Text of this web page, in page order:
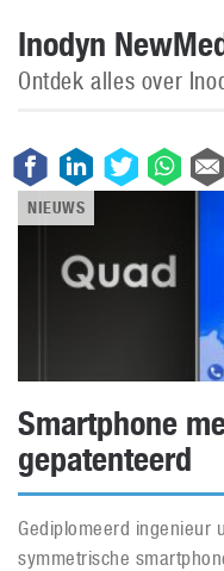
Inodyn
Ontdek alles over
NIEUWS
Smartphone
gepatenteerd
Gediplomeerd ingenieur
symmetrische